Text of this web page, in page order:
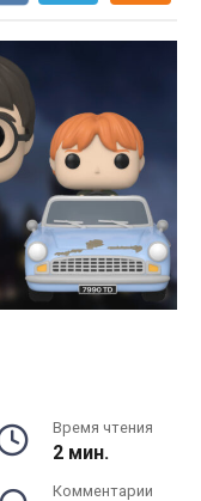
Время чтения
2 мин.
Комментарии